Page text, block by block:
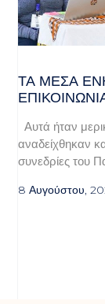
ΤΑ ΜΈΣΑ
Αυτά ήταν
αναδείχθηκαν
συνεδρίες του
8 Αυγούστου,